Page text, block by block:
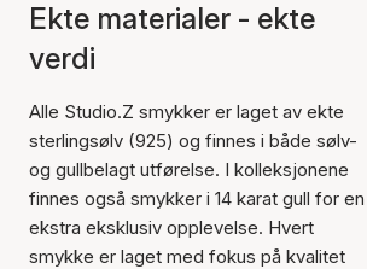
Ekte materialer - ekte
verdi
Alle Studio.Z smykker er laget av ekte
sterlingsølv (925) og finnes i både sølv-
og gullbelagt utførelse. I kolleksjonene
finnes også smykker i 14 karat gull for en
ekstra eksklusiv opplevelse. Hvert
smykke er laget med fokus på kvalitet